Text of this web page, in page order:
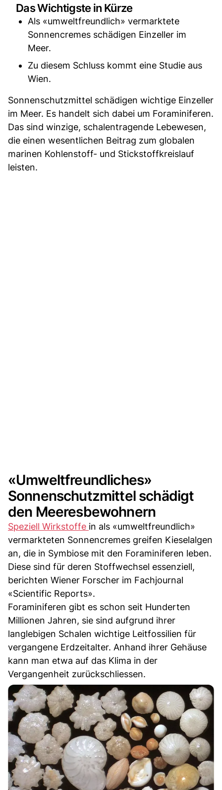
Das Wichtigste in Kürze
Als «umweltfreundlich» vermarktete
Sonnencremes schädigen Einzeller im
Meer.
Zu diesem Schluss kommt eine Studie aus
Wien.
Sonnenschutzmittel schädigen wichtige Einzeller
im Meer. Es handelt sich dabei um Foraminiferen.
Das sind winzige, schalentragende Lebewesen,
die einen wesentlichen Beitrag zum globalen
marinen Kohlenstoff- und Stickstoffkreislauf
leisten.
«Umweltfreundliches»
Sonnenschutzmittel schädigt
den Meeresbewohnern
Speziell Wirkstoffe in als «umweltfreundlich»
vermarkteten Sonnencremes greifen Kieselalgen
an, die in Symbiose mit den Foraminiferen leben.
Diese sind für deren Stoffwechsel essenziell,
berichten Wiener Forscher im Fachjournal
«Scientific Reports».
Foraminiferen gibt es schon seit Hunderten
Millionen Jahren, sie sind aufgrund ihrer
langlebigen Schalen wichtige Leitfossilien für
vergangene Erdzeitalter. Anhand ihrer Gehäuse
kann man etwa auf das Klima in der
Vergangenheit zurückschliessen.